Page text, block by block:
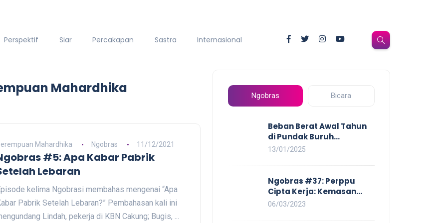
Perspektif Siar Percakapan Sastra Internasional
Mahardhika
Mahardhika Ngobras 11/12/2021
#5: Apa Kabar Pabrik
Lebaran
kelima Ngobrasi membahas mengenai “Apa
Pabrik Setelah Lebaran?” Pembahasan kali ini
Lindah, pekerja di KBN Cakung; Bugis, ...
Ngobras Bicara
Beban Berat Awal Tahun
di Pundak Buruh
Perempuan: Kenaikan
Membayangi dan
Eksploitasi di Dunia Kerja
13/01/2025
Ngobras #37: Perppu
Cipta Kerja: Kemasan
Baru UU Cipta Kerja yang
06/03/2023